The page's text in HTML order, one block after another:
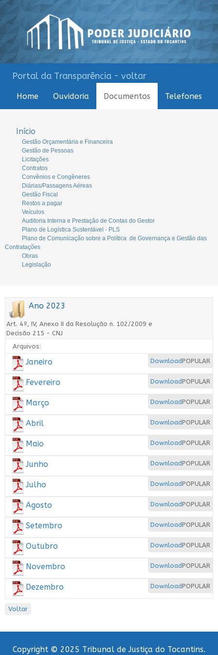
Portal da Transparência - voltar
Home Ouvidoria Documentos Telefones
Início
Gestão Orçamentária e Financeira
Gestão de Pessoas
Licitações
Contratos
Convênios e Congêneres
Diárias/Passagens Aéreas
Gestão Fiscal
Restos a pagar
Veículos
Auditoria Interna e Prestação de Contas do Gestor
Plano de Logística Sustentável - PLS
Plano de Comunicação sobre a Política de Governança e Gestão das
Contratações
Obras
Legislação
Ano 2023
Art. 4º, IV, Anexo II da Resolução n. 102/2009 e
Decisão 215 - CNJ
Arquivos:
POPULAR
Download
Janeiro
POPULAR
Download
Fevereiro
POPULAR
Download
Março
POPULAR
Download
Abril
POPULAR
Download
Maio
POPULAR
Download
Junho
POPULAR
Download
Julho
POPULAR
Download
Agosto
POPULAR
Download
Setembro
POPULAR
Download
Outubro
POPULAR
Download
Novembro
POPULAR
Download
Dezembro
Voltar
Copyright © 2025 Tribunal de Justiça do Tocantins.